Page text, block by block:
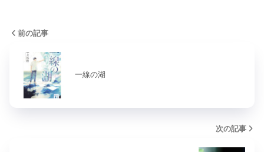
前の記事
一線の湖
次の記事